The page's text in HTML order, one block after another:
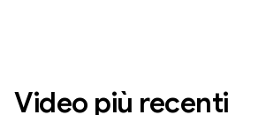
Video più recenti